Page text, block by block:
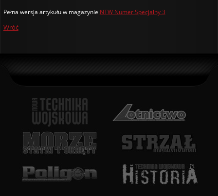
Pełna wersja artykułu w magazynie NTW Numer Specjalny 3
Wróć